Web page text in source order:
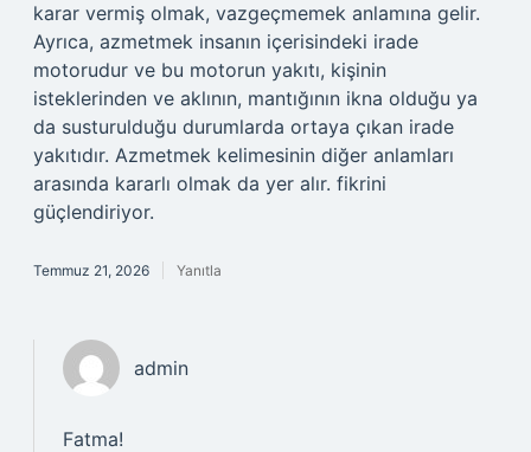
karar vermiş olmak, vazgeçmemek anlamına gelir.
Ayrıca, azmetmek insanın içerisindeki irade
motorudur ve bu motorun yakıtı, kişinin
isteklerinden ve aklının, mantığının ikna olduğu ya
da susturulduğu durumlarda ortaya çıkan irade
yakıtıdır. Azmetmek kelimesinin diğer anlamları
arasında kararlı olmak da yer alır. fikrini
güçlendiriyor.
Temmuz 21, 2026 Yanıtla
admin
Fatma!